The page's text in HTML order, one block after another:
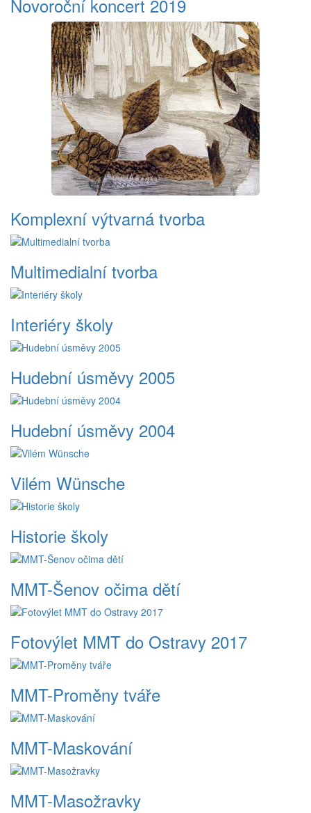
Novoroční koncert 2019
Komplexní výtvarná tvorba
Multimedialní tvorba
Interiéry školy
Hudební úsměvy 2005
Hudební úsměvy 2004
Vilém Wünsche
Historie školy
MMT-Šenov očima dětí
Fotovýlet MMT do Ostravy 2017
MMT-Proměny tváře
MMT-Maskování
MMT-Masožravky